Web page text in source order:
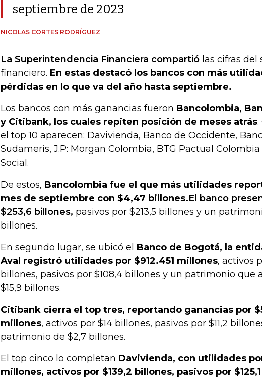
septiembre de 2023
NICOLAS CORTES RODRÍGUEZ
La Superintendencia Financiera compartió las cifras del
financiero. En estas destacó los bancos con más
pérdidas en lo que va del año hasta septiembre.
Los bancos con más ganancias fueron Bancolombia,
y Citibank, los cuales repiten posición de meses atrás
el top 10 aparecen: Davivienda, Banco de Occidente,
Sudameris, J.P: Morgan Colombia, BTG Pactual Colombia
Social.
De estos, Bancolombia fue el que más utilidades
mes de septiembre con $4,47 billones.El banco
$253,6 billones, pasivos por $213,5 billones y un
billones.
En segundo lugar, se ubicó el Banco de Bogotá, la
Aval registró utilidades por $912.451 millones, activos
billones, pasivos por $108,4 billones y un patrimonio que
$15,9 billones.
Citibank cierra el top tres, reportando ganancias por
millones, activos por $14 billones, pasivos por $11,2
patrimonio de $2,7 billones.
El top cinco lo completan Davivienda, con utilidades
millones, activos por $139,2 billones, pasivos por